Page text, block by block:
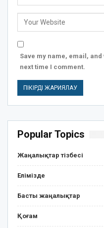
Save my name, email,
next time I comment.
Popular Topics
Жаңалықтар тізбесі
Елімізде
Басты жаңалықтар
Қоғам